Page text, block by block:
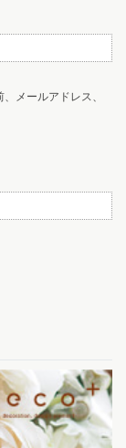
メールアドレス、